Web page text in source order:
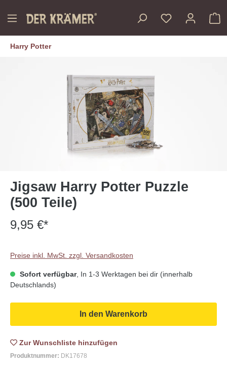
Harry Potter
Jigsaw Harry Potter Puzzle
(500 Teile)
9,95 €*
Preise inkl. MwSt. zzgl. Versandkosten
Sofort verfügbar, In 1-3 Werktagen bei dir (innerhalb
Deutschlands)
In den Warenkorb
Zur Wunschliste
Produktnummer: DK17678